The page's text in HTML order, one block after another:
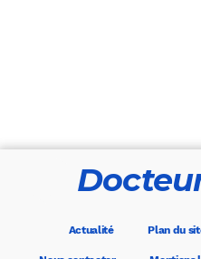
Actualité Plan du